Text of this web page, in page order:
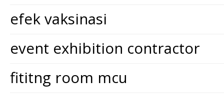
efek vaksinasi
event exhibition contractor
fititng room mcu